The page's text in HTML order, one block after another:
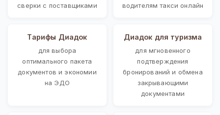
сверки с поставщиками
водителям такси онлайн
Тарифы Диадок
для выбора
оптимального пакета
документов и экономии
на ЭДО
Диадок для туризма
для мгновенного
подтверждения
бронирований и обмена
закрывающими
документами